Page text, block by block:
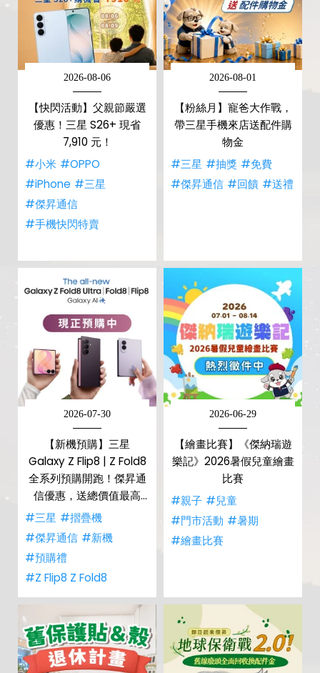
2026-08-06
【快閃活動】父親節嚴選
優惠！三星 S26+ 現省
7,910 元！
#小米 #OPPO
#iPhone #三星
#傑昇通信
#手機快閃特賣
2026-08-01
【粉絲月】寵爸大作戰，
帶三星手機來店送配件購
物金
#三星 #抽獎 #免費
#傑昇通信 #回饋 #送禮
2026-07-30
【新機預購】三星
Galaxy Z Flip8 | Z Fold8
全系列預購開跑！傑昇通
信優惠，送總價值最高
$2,180 好禮
#三星 #摺疊機
#傑昇通信 #新機
#預購禮
#Z Flip8 Z Fold8
2026-06-29
【繪畫比賽】《傑納瑞遊
樂記》2026暑假兒童繪畫
比賽
#親子 #兒童
#門市活動 #暑期
#繪畫比賽